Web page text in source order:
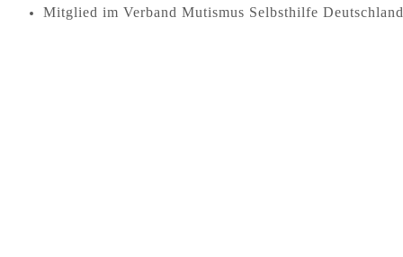
Mitglied im Verband Mutismus Selbsthilfe